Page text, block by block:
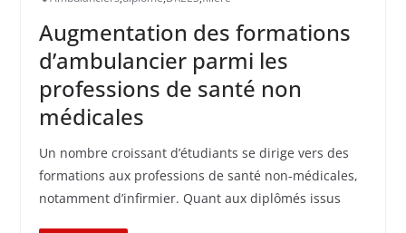
Augmentation des formations
d’ambulancier parmi les
professions de santé non
médicales
Un nombre croissant d’étudiants se dirige vers des
formations aux professions de santé non-médicales,
notamment d’infirmier. Quant aux diplômés issus